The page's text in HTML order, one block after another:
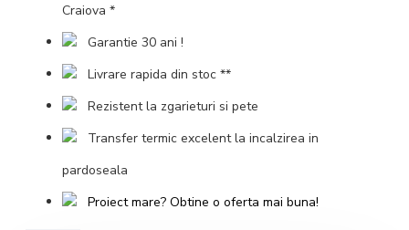
Craiova *
Garantie 30 ani !
Livrare rapida din stoc **
Rezistent la zgarieturi si pete
Transfer termic excelent la incalzirea in
pardoseala
Proiect mare? Obtine o oferta mai buna!